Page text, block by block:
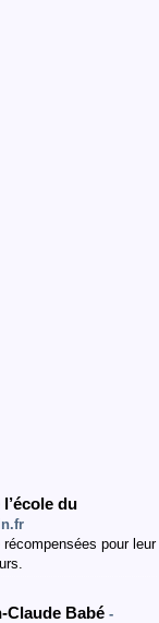
du
pour leur
Claude Babé -